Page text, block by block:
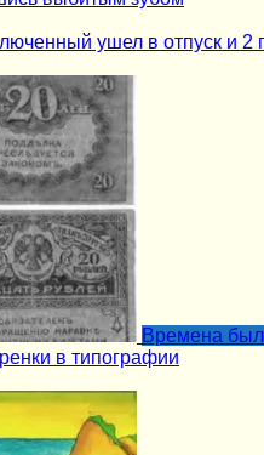
ушел в отпуск и 2
Времена
в типографии